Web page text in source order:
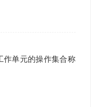
作单元的操作集合称